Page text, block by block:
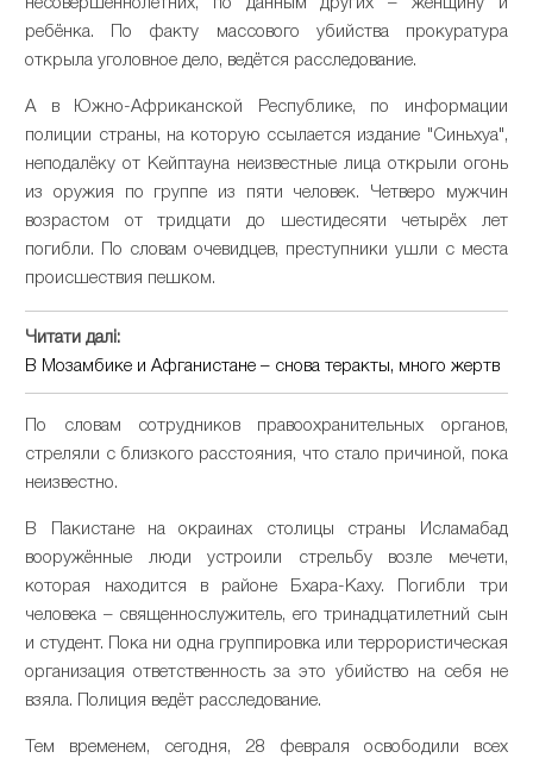
ребёнка. По факту массового убийства прокуратура
открыла уголовное дело, ведётся расследование.
А в Южно-Африканской Республике, по информации
полиции страны, на которую ссылается издание "Синьхуа",
неподалёку от Кейптауна неизвестные лица открыли огонь
из оружия по группе из пяти человек. Четверо мужчин
возрастом от тридцати до шестидесяти четырёх лет
погибли. По словам очевидцев, преступники ушли с места
происшествия пешком.
Читати далі:
В Мозамбике и Афганистане – снова теракты, много жертв
По словам сотрудников правоохранительных органов,
стреляли с близкого расстояния, что стало причиной, пока
неизвестно.
В Пакистане на окраинах столицы страны Исламабад
вооружённые люди устроили стрельбу возле мечети,
которая находится в районе Бхара-Каху. Погибли три
человека – священнослужитель, его тринадцатилетний сын
и студент. Пока ни одна группировка или террористическая
организация ответственность за это убийство на себя не
взяла. Полиция ведёт расследование.
Тем временем, сегодня, 28 февраля освободили всех